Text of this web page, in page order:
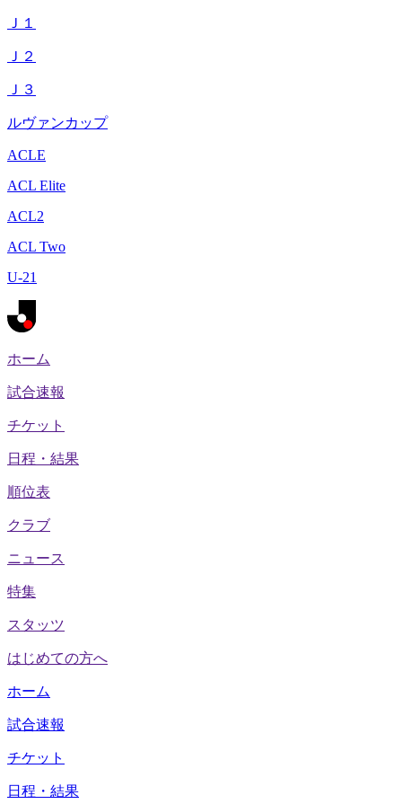
Ｊ１
Ｊ２
Ｊ３
ルヴァンカップ
ACLE
ACL Elite
ACL2
ACL Two
U-21
ホーム
試合速報
チケット
日程・結果
順位表
クラブ
ニュース
特集
スタッツ
はじめての方へ
ホーム
試合速報
チケット
日程・結果